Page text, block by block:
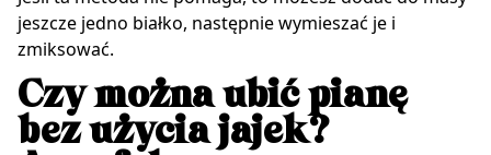
jeszcze jedno białko, następnie wymieszać je i
zmiksować.
Czy można ubić pianę
bez użycia jajek?